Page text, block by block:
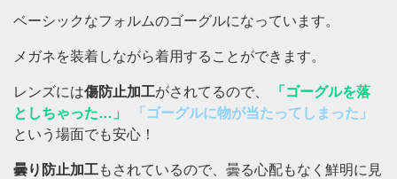
ベーシックなフォルムのゴーグルになっています。
メガネを装着しながら着用することができます。
レンズには傷防止加工がされてるので、
「ゴーグルを落
としちゃった…」
「ゴーグルに物が当たってしまった」
という場面でも安心！
曇り防止加工もされているので、曇る心配もなく鮮明に見